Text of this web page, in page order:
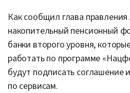
Как сообщил глава
накопительный пенсионный
банки второго уровня,
работать по программе
будут подписать соглашение
по сервисам.